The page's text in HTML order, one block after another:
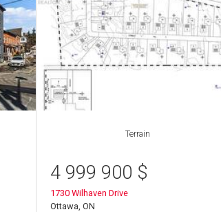
Terrain
4 999 900 $
1730 Wilhaven Drive
Ottawa, ON